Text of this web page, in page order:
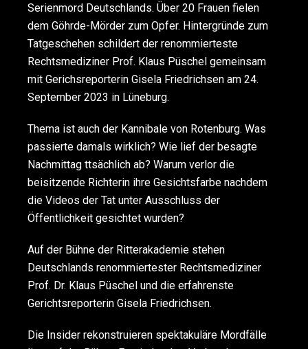
Serienmord Deutschlands. Über 20 Frauen fielen
dem Göhrde-Mörder zum Opfer. Hintergründe zum
Tatgeschehen schildert der renommierteste
Rechtsmediziner Prof. Klaus Püschel gemeinsam
mit Gerichsreporterin Gisela Friedrichsen am 24.
September 2023 in Lüneburg.
Thema ist auch der Kannibale von Rotenburg. Was
passierte damals wirklich? Wie lief der besagte
Nachmittag ttsächlich ab? Warum verlor die
beisitzende Richterin ihre Gesichtsfarbe nachdem
die Videos der Tat unter Ausschluss der
Öffentlichkeit gesichtet wurden?
Auf der Bühne der Ritterakademie stehen
Deutschlands renommiertester Rechtsmediziner
Prof. Dr. Klaus Püschel und die erfahrenste
Gerichtsreporterin Gisela Friedrichsen.
Die Insider rekonstruieren spektakuläre Mordfälle